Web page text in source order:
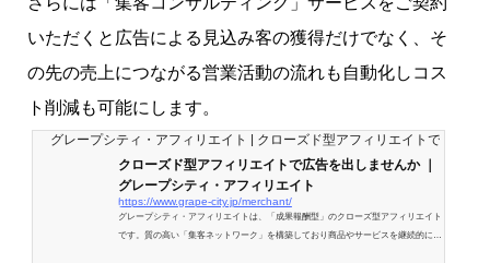
いただくと広告による見込み客の獲得だけでなく、そ
の先の売上につながる営業活動の流れも自動化しコス
ト削減も可能にします。
グレープシティ・アフィリエイト | クローズド型アフィリエイトで一緒に
クローズド型アフィリエイトで広告を出しませんか ｜
グレープシティ・アフィリエイト
https://www.grape-city.jp/merchant/
グレープシティ・アフィリエイトは、「成果報酬型」のクローズ型アフィリエイト
です。質の高い「集客ネットワーク」を構築しており商品やサービスを継続的に購